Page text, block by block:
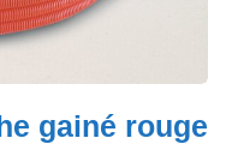
gainé rouge